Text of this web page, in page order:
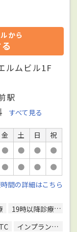
から
ムビル1F
駅
すべて見る
金 土 日
祝
● ● ●
●
● ● ●
●
間の詳細はこちら
19時以降診療可
インプラント治療